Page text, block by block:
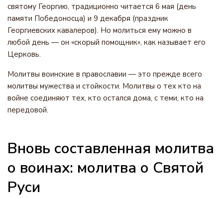
святому Георгию, традиционно читается 6 мая (день
памяти Победоносца) и 9 декабря (праздник
Георгиевских кавалеров). Но молиться ему можно в
любой день — он «скорый помощник», как называет его
Церковь.
Молитвы воинские в православии — это прежде всего
молитвы мужества и стойкости. Молитвы о тех кто на
войне соединяют тех, кто остался дома, с теми, кто на
передовой.
Вновь составленная молитва
о воинах: молитва о Святой
Руси